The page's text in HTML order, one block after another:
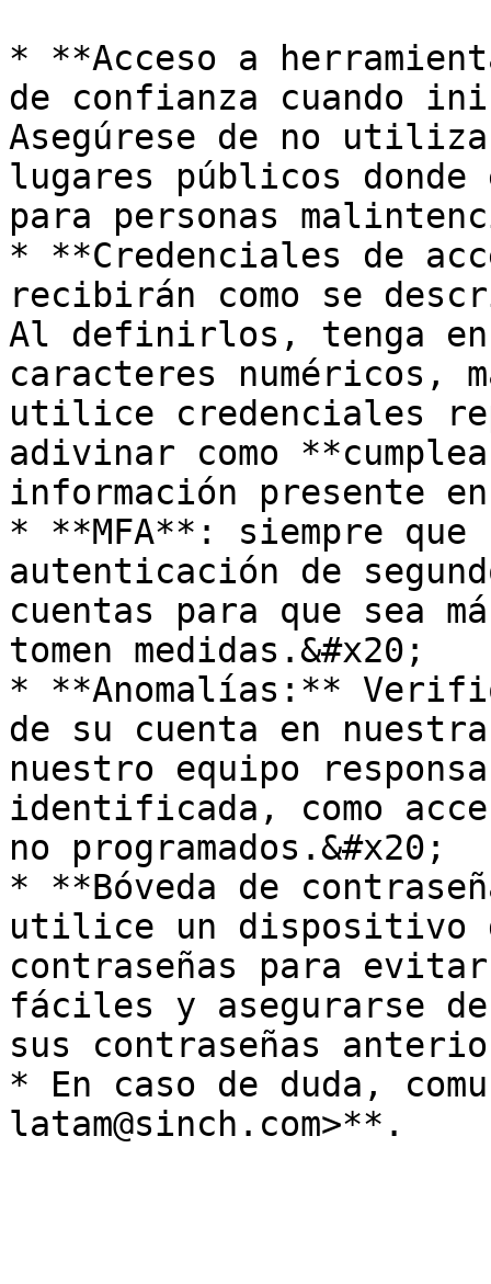
* **Acceso a
de confianza cuando
Asegúrese de no
lugares públicos
para personas
* **Credenciales de
recibirán como se
Al definirlos, tenga
caracteres numéricos,
utilice credenciales
adivinar como
información presente
* **MFA**: siempre
autenticación de
cuentas para que sea
tomen medidas.&#x20;
* **Anomalías:**
de su cuenta en
nuestro equipo
identificada, como
no programados.&#x20;
* **Bóveda de
utilice un dispositivo
contraseñas para
fáciles y asegurarse
sus contraseñas
* En caso de duda,